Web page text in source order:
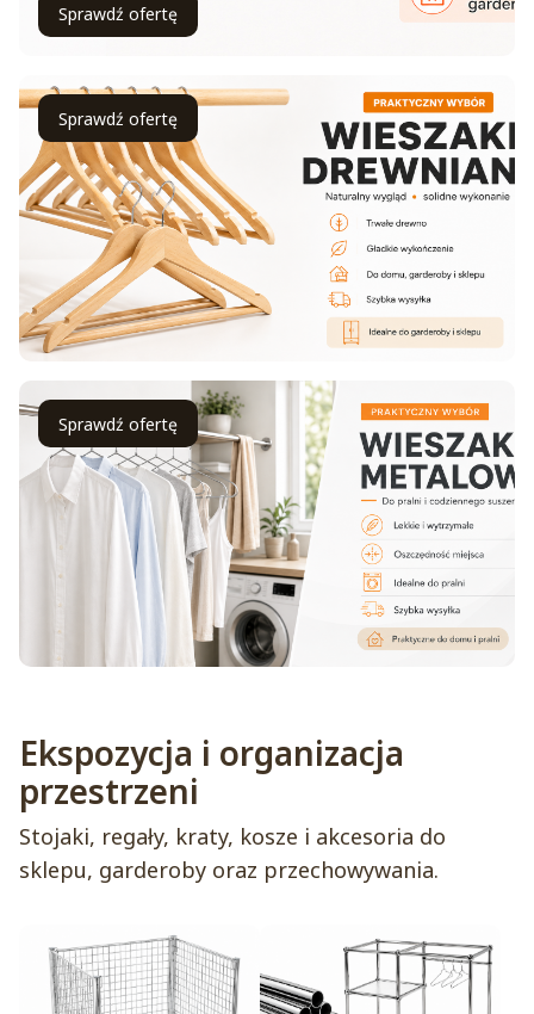
Sprawdź ofertę
Sprawdź ofertę
Sprawdź ofertę
Ekspozycja i organizacja
przestrzeni
Stojaki, regały, kraty, kosze i akcesoria do
sklepu, garderoby oraz przechowywania.